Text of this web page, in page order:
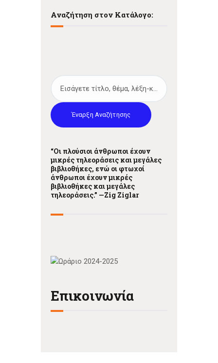
Αναζήτηση στον Κατάλογο:
Έναρξη Αναζήτησης
“Οι πλούσιοι άνθρωποι έχουν
μικρές τηλεοράσεις και μεγάλες
βιβλιοθήκες, ενώ οι φτωχοί
άνθρωποι έχουν μικρές
βιβλιοθήκες και μεγάλες
τηλεοράσεις.” —Zig Ziglar
Επικοινωνία